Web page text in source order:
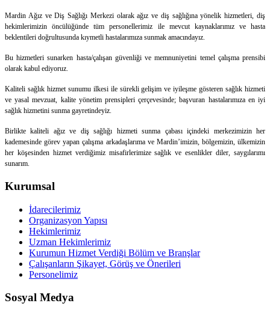
Mardin Ağız ve Diş Sağlığı Merkezi olarak ağız ve diş sağlığına yönelik hizmetleri, diş
hekimlerimizin öncülüğünde tüm personellerimiz ile mevcut kaynaklarımız ve hasta
beklentileri doğrultusunda kıymetli hastalarımıza sunmak amacındayız.
Bu hizmetleri sunarken hasta/çalışan güvenliği ve memnuniyetini temel çalışma prensibi
olarak kabul ediyoruz.
Kaliteli sağlık hizmet sunumu ilkesi ile sürekli gelişim ve iyileşme gösteren sağlık hizmeti
ve yasal mevzuat, kalite yönetim prensipleri çerçevesinde; başvuran hastalarımıza en iyi
sağlık hizmetini sunma gayretindeyiz.
Birlikte kaliteli ağız ve diş sağlığı hizmeti sunma çabası içindeki merkezimizin her
kademesinde görev yapan çalışma arkadaşlarıma ve Mardin’imizin, bölgemizin, ülkemizin
her köşesinden hizmet verdiğimiz misafirlerimize sağlık ve esenlikler diler, saygılarımı
sunarım.
Kurumsal
İdarecilerimiz
Organizasyon Yapısı
Hekimlerimiz
Uzman Hekimlerimiz
Kurumun Hizmet Verdiği Bölüm ve Branşlar
Çalışanların Şikayet, Görüş ve Önerileri
Personelimiz
Sosyal Medya